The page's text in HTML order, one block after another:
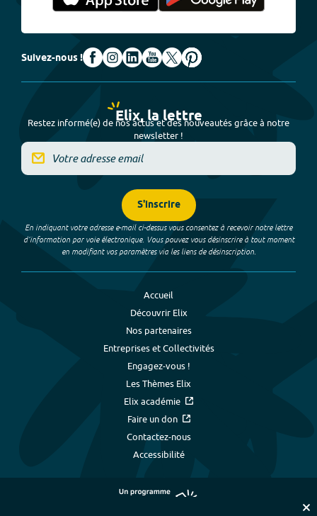
Suivez-nous !
Elix, la lettre
Restez informé(e) de nos actus et des nouveautés grâce à notre
newsletter !
S'inscrire
En indiquant votre adresse e-mail ci-dessus vous consentez à recevoir notre lettre
d’information par voie électronique. Vous pouvez vous désinscrire à tout moment
en modifiant vos paramètres via les liens de désinscription.
Accueil
Découvrir Elix
Nos partenaires
Entreprises et Collectivités
Engagez-vous !
Les Thèmes Elix
Elix académie
Faire un don
Contactez-nous
Accessibilité